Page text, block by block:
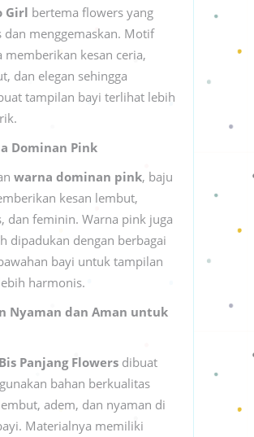
Girl bertema flowers yang
dan menggemaskan. Motif
memberikan kesan ceria,
dan elegan sehingga
tampilan bayi terlihat lebih
Dominan Pink
warna dominan pink, baju
kesan lembut,
dan feminin. Warna pink juga
dipadukan dengan berbagai
bayi untuk tampilan
harmonis.
Nyaman dan Aman untuk
Panjang Flowers dibuat
bahan berkualitas
adem, dan nyaman di
Materialnya memiliki